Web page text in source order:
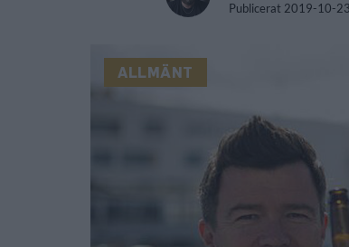
Publicerat 2019-10-23
ALLMÄNT